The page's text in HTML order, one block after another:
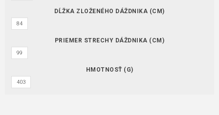
DĹŽKA ZLOŽENÉHO DÁŽDNIKA (CM)
84
PRIEMER STRECHY DÁŽDNIKA (CM)
99
HMOTNOSŤ (G)
403